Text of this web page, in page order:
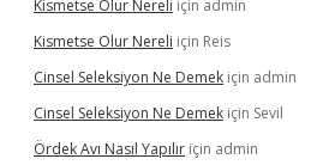
Kismetse Olur Nereli için admin
Kismetse Olur Nereli için Reis
Cinsel Seleksiyon Ne Demek için admin
Cinsel Seleksiyon Ne Demek için Sevil
Ördek Avı Nasıl Yapılır için admin